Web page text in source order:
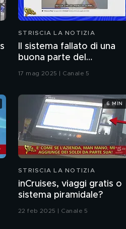
STRISCIA LA NOTIZIA
Il sistema fallato di una
buona parte del
giornalismo online: articoli
17 mag 2025 | Canale 5
STRISCIA LA NOTIZIA
inCruises, viaggi gratis o
sistema piramidale?
22 feb 2025 | Canale 5
6 MIN